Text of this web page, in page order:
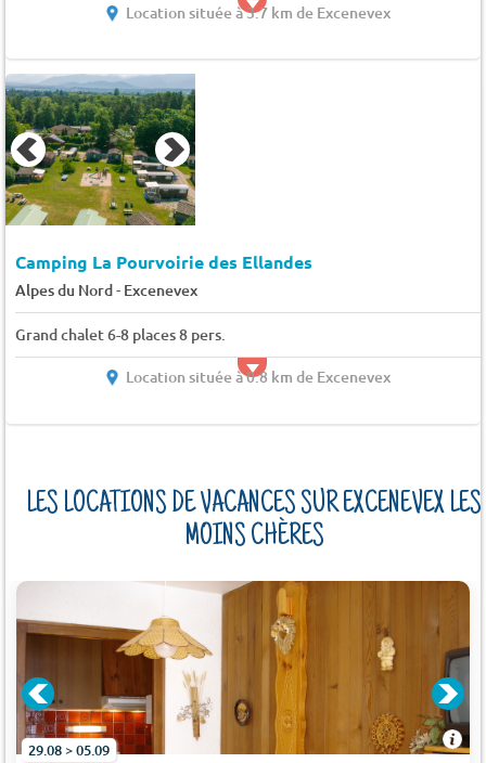
Location située à 3.7 km de Excenevex
Camping La Pourvoirie des Ellandes
Alpes du Nord- Excenevex
Grand chalet 6-8 places 8 pers.
Location située à 0.8 km de Excenevex
LES LOCATIONS DE VACANCES SUR EXCENEVEX LES
MOINS CHÈRES
29.08 > 05.09